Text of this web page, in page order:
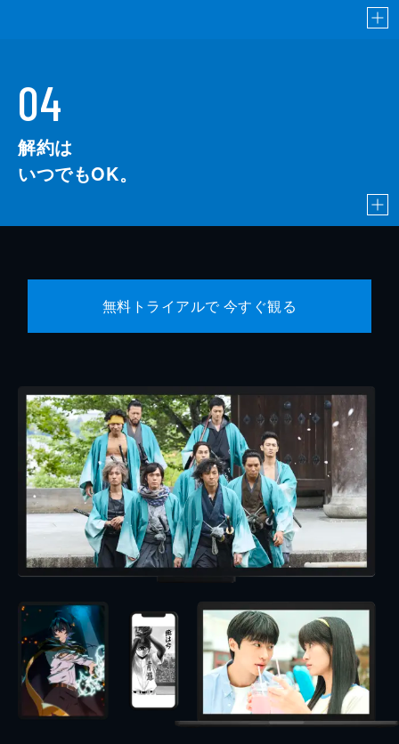
04
解約は
いつでもOK。
無料トライアルで 今すぐ観る